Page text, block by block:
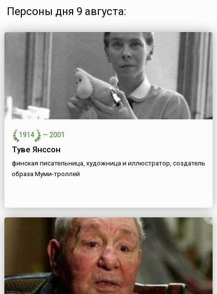
Персоны дня 9 августа:
1914 — 2001
Туве Янссон
финская писательница, художница и иллюстратор, создатель
образа Муми-троллей